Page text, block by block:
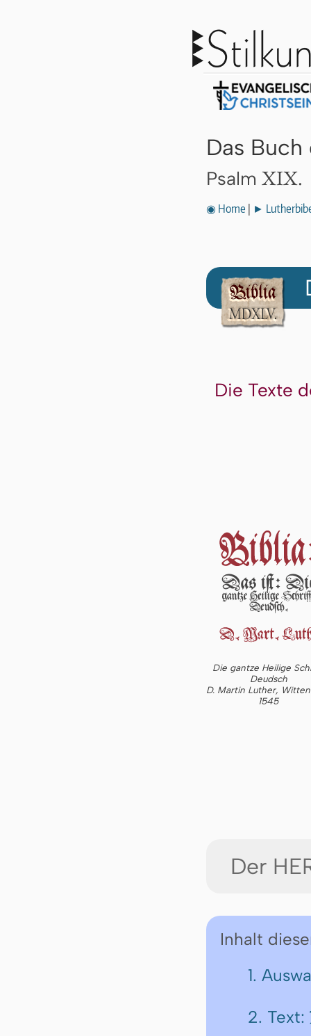
Das Buch
Psalm XIX.
◉ Home ►
Die Texte
Die gantze Heilige
Deudsch
D. Martin Luther,
1545
Der
Inhalt
1.
2. Text: